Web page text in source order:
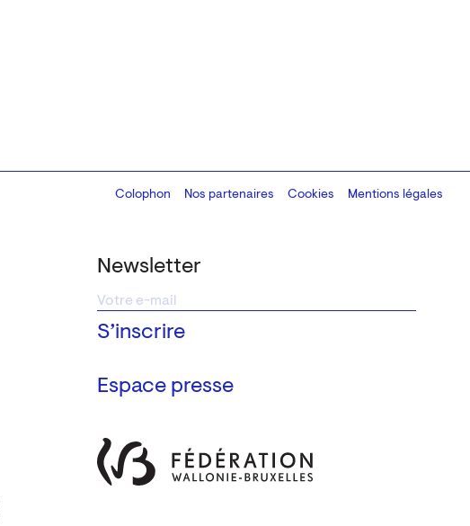
Newsletter
Espace presse
Colophon
Design:Marcel Kaczmarek, code:8080.studio
Nos partenaires Cookies Mentions légales